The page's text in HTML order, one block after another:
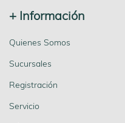
+ Información
Quienes Somos
Sucursales
Registración
Servicio